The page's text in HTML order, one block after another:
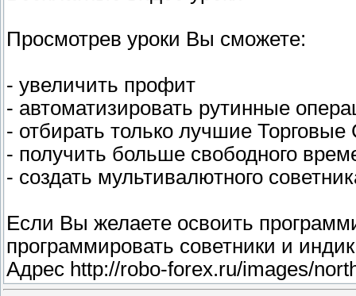
Просмотрев уроки Вы сможете:
- увеличить профит
- автоматизировать рутинные
- отбирать только лучшие
- получить больше свободного
- создать мультивалютного
Если Вы желаете освоить
программировать советники и
Адрес http://robo-forex.ru/images/